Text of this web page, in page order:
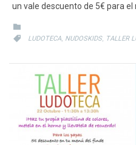
un vale descuento de 5€ para el

 CATEGORY
LUDOTECA, NUDOSKIDS, TALLER